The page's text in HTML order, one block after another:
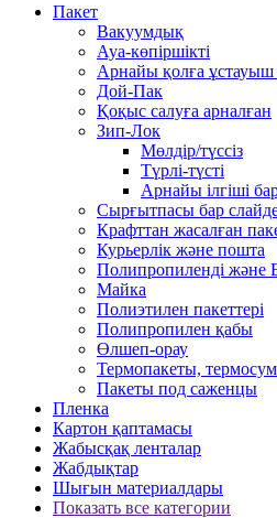
Пакет
Вакуумдық
Ауа-көпіршікті
Арнайы қолға ұстауыш
Дой-Пак
Қоқыс салуға арналған
Зип-Лок
Мөлдір/түссіз
Түрлі-түсті
Арнайы ілгіші
Сырғытпасы бар
Крафттан жасалған
Курьерлік және пошта
Полипропиленді
Майка
Полиэтилен пакеттері
Полипропилен қабы
Өлшеп-орау
Термопакеты,
Пакеты под саженцы
Пленка
Картон қаптамасы
Жабысқақ ленталар
Жабдықтар
Шығын материалдары
Показать все категории